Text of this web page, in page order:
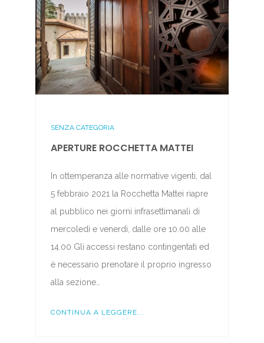
SENZA CATEGORIA
APERTURE ROCCHETTA MATTEI
In ottemperanza alle normative vigenti, dal
5 febbraio 2021 la Rocchetta Mattei riapre
al pubblico nei giorni infrasettimanali di
mercoledì e venerdì, dalle ore 10.00 alle
14.00 Gli accessi restano contingentati ed
è necessario prenotare il proprio ingresso
alla sezione…
CONTINUA A LEGGERE...